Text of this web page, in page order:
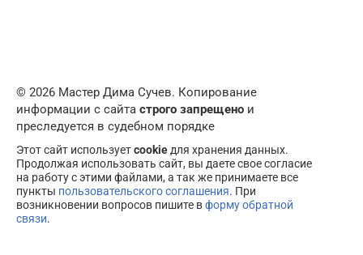
© 2026 Мастер Дима Сучев. Копирование
информации с сайта строго запрещено и
преследуется в судебном порядке
Этот сайт используетcookie для хранения данных.
Продолжая использовать сайт, вы даете свое согласие
на работу с этими файлами, а так же принимаете все
пункты пользовательского соглашения. При
возникновении вопросов пишите вформу обратной
связи.